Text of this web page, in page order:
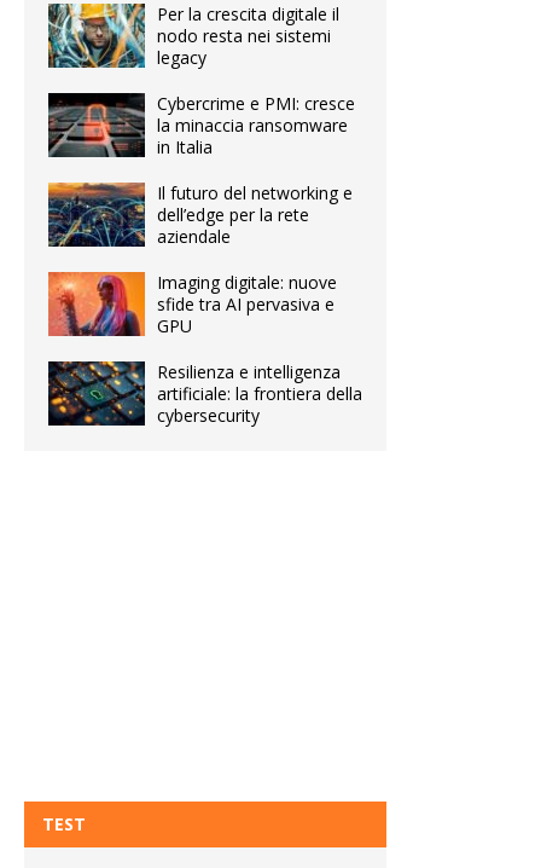
Per la crescita digitale il
nodo resta nei sistemi
legacy
Cybercrime e PMI: cresce
la minaccia ransomware
in Italia
Il futuro del networking e
dell’edge per la rete
aziendale
Imaging digitale: nuove
sfide tra AI pervasiva e
GPU
Resilienza e intelligenza
artificiale: la frontiera della
cybersecurity
TEST